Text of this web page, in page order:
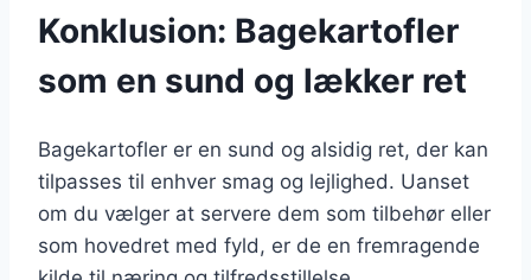
Konklusion: Bagekartofler
som en sund og lækker ret
Bagekartofler er en sund og alsidig ret, der kan
tilpasses til enhver smag og lejlighed. Uanset
om du vælger at servere dem som tilbehør eller
som hovedret med fyld, er de en fremragende